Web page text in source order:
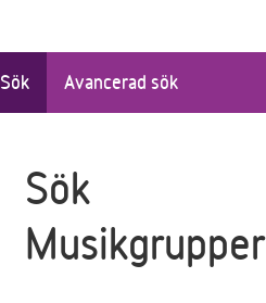
Sök Avancerad sök
Sök
Musikgrupper